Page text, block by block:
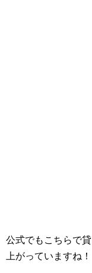
公式でもこちらで
上がっていますね！